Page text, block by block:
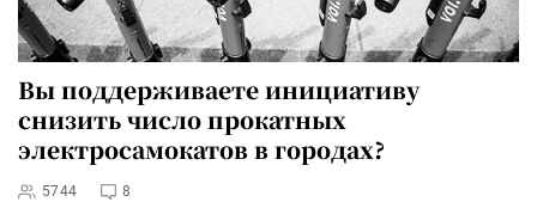
Вы поддерживаете инициативу
снизить число прокатных
электросамокатов в городах?
5744 8